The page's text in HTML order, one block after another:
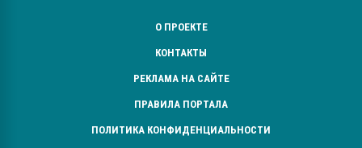
О ПРОЕКТЕ
КОНТАКТЫ
РЕКЛАМА НА САЙТЕ
ПРАВИЛА ПОРТАЛА
ПОЛИТИКА КОНФИДЕНЦИАЛЬНОСТИ